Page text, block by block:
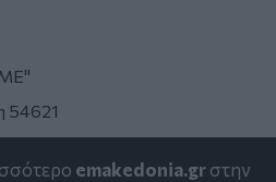
54621
emakedonia.grστην